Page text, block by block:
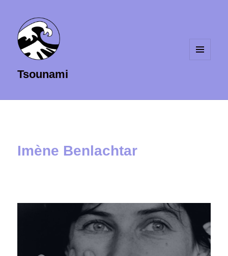
Tsounami
Imène Benlachtar